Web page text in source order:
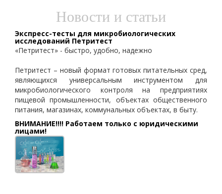
Новости и статьи
Экспресс-тесты для микробиологических
исследований Петритест
«Петритест» - быстро, удобно, надежно
Петритест – новый формат готовых питательных сред,
являющихся универсальным инструментом для
микробиологического контроля на предприятиях
пищевой промышленности, объектах общественного
питания, магазинах, коммунальных объектах, в быту.
ВНИМАНИЕ!!!! Работаем только с юридическими
лицами!